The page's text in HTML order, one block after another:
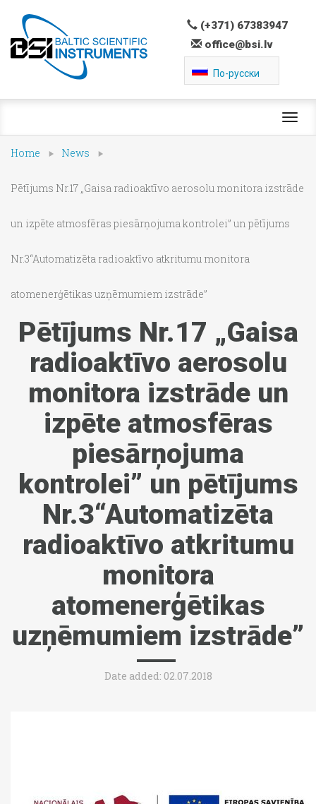
(+371) 67383947
office@bsi.lv
По-русски
Home News
Pētījums Nr.17 „Gaisa radioaktīvo aerosolu monitora izstrāde
un izpēte atmosfēras piesārņojuma kontrolei” un pētījums
Nr.3“Automatizēta radioaktīvo atkritumu monitora
atomenerģētikas uzņēmumiem izstrāde”
Pētījums Nr.17 „Gaisa
radioaktīvo aerosolu
monitora izstrāde un
izpēte atmosfēras
piesārņojuma
kontrolei” un pētījums
Nr.3“Automatizēta
radioaktīvo atkritumu
monitora
atomenerģētikas
uzņēmumiem izstrāde”
Date added: 02.07.2018